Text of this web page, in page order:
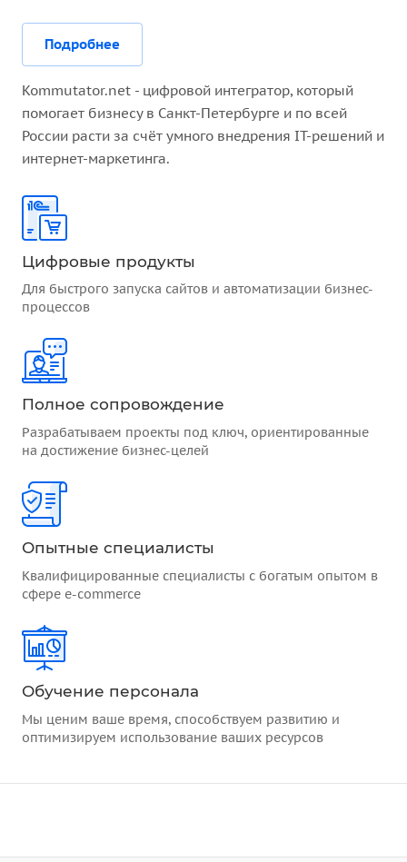
Подробнее
Kommutator.net - цифровой интегратор, который
помогает бизнесу в Санкт-Петербурге и по всей
России расти за счёт умного внедрения IT-решений и
интернет-маркетинга.
Цифровые продукты
Для быстрого запуска сайтов и автоматизации бизнес-
процессов
Полное сопровождение
Разрабатываем проекты под ключ, ориентированные
на достижение бизнес-целей
Опытные специалисты
Квалифицированные специалисты с богатым опытом в
сфере e-commerce
Обучение персонала
Мы ценим ваше время, способствуем развитию и
оптимизируем использование ваших ресурсов